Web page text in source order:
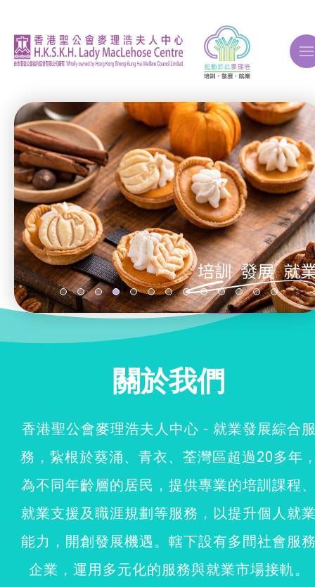
關於我們
ERB再培訓課程
自費課程
最新消息
關於我們
香港聖公會麥理浩夫人中心 - 就業發展綜合
務，紥根於葵涌、青衣、荃灣區超過20多年
為不同年齡層的居民，提供專業的培訓課程
就業支援及職涯規劃等服務，以提升個人就
能力，開創發展機遇。轄下設有多間社會服
企業，運用多元化的服務與就業市場接軌。